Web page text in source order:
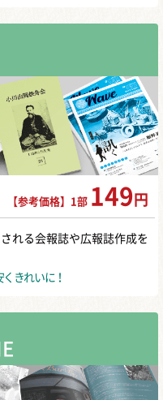
【参考価格】1部 149 円
れる会報誌や広報誌作成を
きれいに！